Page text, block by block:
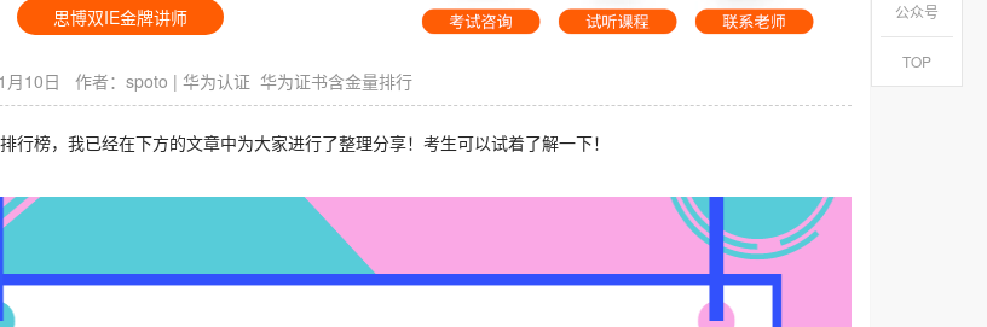
思博双IE金牌讲师
月10日 作者： spoto | 华为认证 华为证书含金量排行
行榜，我已经在下方的文章中为大家进行了整理分享！考生可以试着了解一下！
公众号
TOP